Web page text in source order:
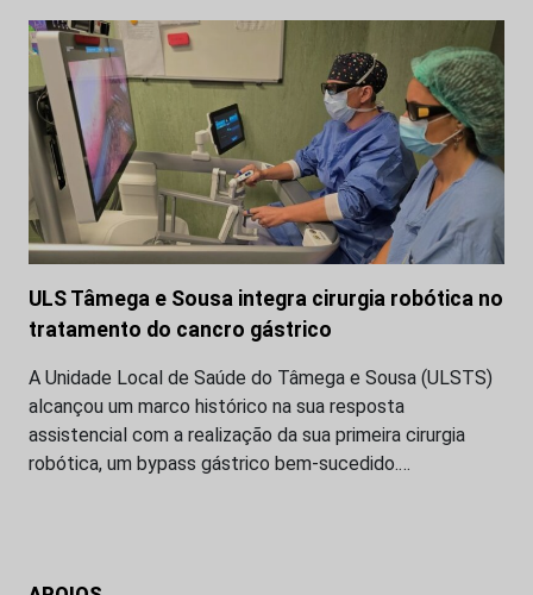
ULS Tâmega e Sousa integra cirurgia robótica no
tratamento do cancro gástrico
A Unidade Local de Saúde do Tâmega e Sousa (ULSTS)
alcançou um marco histórico na sua resposta
assistencial com a realização da sua primeira cirurgia
robótica, um bypass gástrico bem-sucedido.…